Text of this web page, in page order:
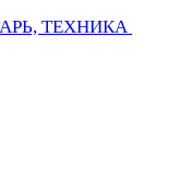
ТЕХНИКА